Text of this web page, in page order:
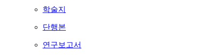
학술지
단행본
연구보고서